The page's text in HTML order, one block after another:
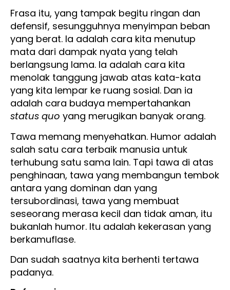
Frasa itu, yang tampak begitu ringan dan
defensif, sesungguhnya menyimpan beban
yang berat. Ia adalah cara kita menutup
mata dari dampak nyata yang telah
berlangsung lama. Ia adalah cara kita
menolak tanggung jawab atas kata-kata
yang kita lempar ke ruang sosial. Dan ia
adalah cara budaya mempertahankan
status quo yang merugikan banyak orang.
Tawa memang menyehatkan. Humor adalah
salah satu cara terbaik manusia untuk
terhubung satu sama lain. Tapi tawa di atas
penghinaan, tawa yang membangun tembok
antara yang dominan dan yang
tersubordinasi, tawa yang membuat
seseorang merasa kecil dan tidak aman, itu
bukanlah humor. Itu adalah kekerasan yang
berkamuflase.
Dan sudah saatnya kita berhenti tertawa
padanya.